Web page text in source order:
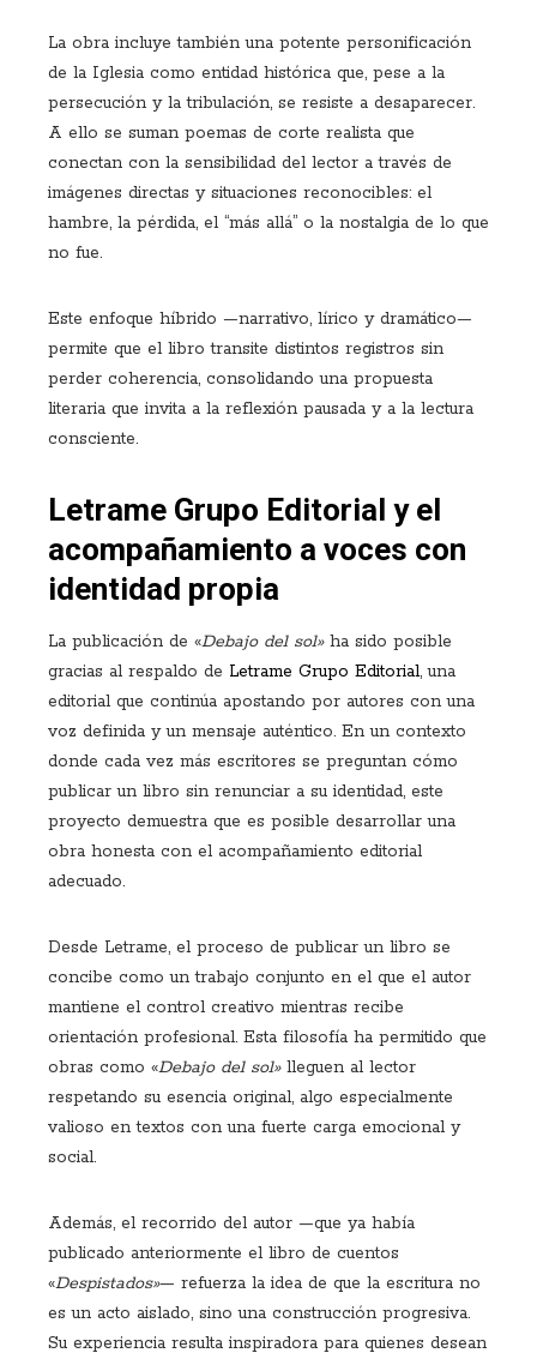
La obra incluye también una potente personificación
de la Iglesia como entidad histórica que, pese a la
persecución y la tribulación, se resiste a desaparecer.
A ello se suman poemas de corte realista que
conectan con la sensibilidad del lector a través de
imágenes directas y situaciones reconocibles: el
hambre, la pérdida, el “más allá” o la nostalgia de lo que
no fue.
Este enfoque híbrido —narrativo, lírico y dramático—
permite que el libro transite distintos registros sin
perder coherencia, consolidando una propuesta
literaria que invita a la reflexión pausada y a la lectura
consciente.
Letrame Grupo Editorial y el
acompañamiento a voces con
identidad propia
La publicación de «Debajo del sol»ha sido posible
gracias al respaldo de Letrame Grupo Editorial, una
editorial que continúa apostando por autores con una
voz definida y un mensaje auténtico. En un contexto
donde cada vez más escritores se preguntan cómo
publicar un libro sin renunciar a su identidad, este
proyecto demuestra que es posible desarrollar una
obra honesta con el acompañamiento editorial
adecuado.
Desde Letrame, el proceso de publicar un libro se
concibe como un trabajo conjunto en el que el autor
mantiene el control creativo mientras recibe
orientación profesional. Esta filosofía ha permitido que
obras como «Debajo del sol»lleguen al lector
respetando su esencia original, algo especialmente
valioso en textos con una fuerte carga emocional y
social.
Además, el recorrido del autor —que ya había
publicado anteriormente el libro de cuentos
«Despistados»— refuerza la idea de que la escritura no
es un acto aislado, sino una construcción progresiva.
Su experiencia resulta inspiradora para quienes desean